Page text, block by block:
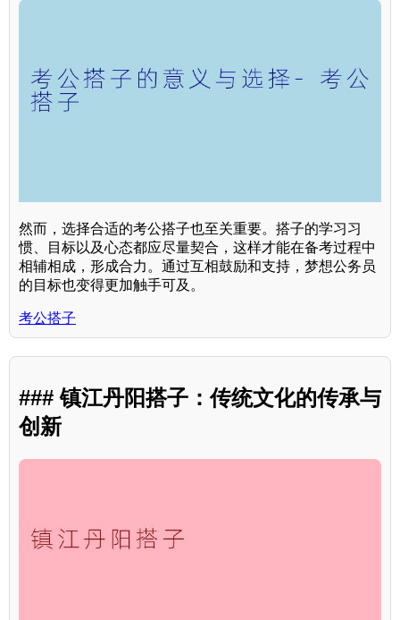
然而，选择合适的考公搭子也至关重要。搭子的学习习
惯、目标以及心态都应尽量契合，这样才能在备考过程中
相辅相成，形成合力。通过互相鼓励和支持，梦想公务员
的目标也变得更加触手可及。
考公搭子
### 镇江丹阳搭子：传统文化的传承与
创新